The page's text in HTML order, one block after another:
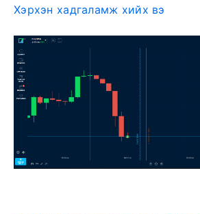
Хэрхэн хадгаламж хийх вэ